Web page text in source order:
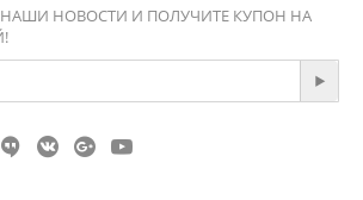
НОВОСТИ И ПОЛУЧИТЕ КУПОН НА